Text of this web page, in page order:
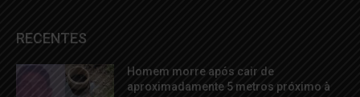
RECENTES
Homem morre após cair de
aproximadamente 5 metros próximo à